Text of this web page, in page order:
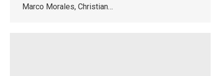
Marco Morales, Christian…